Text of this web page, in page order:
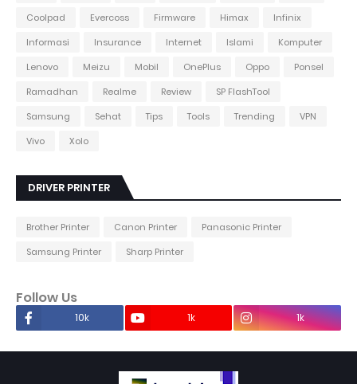
Coolpad
Evercoss Firmware Himax
Infinix
Informasi
Insurance Internet Islami
Komputer
Lenovo
Meizu Mobil OnePlus Oppo
Ponsel
Ramadhan
Realme Review
SP FlashTool
Samsung
Sehat Tips Tools Trending
VPN
Vivo
Xolo
DRIVER PRINTER
Brother Printer Canon Printer
Panasonic Printer
Samsung Printer
Sharp Printer
Follow Us
10k 1k 1k